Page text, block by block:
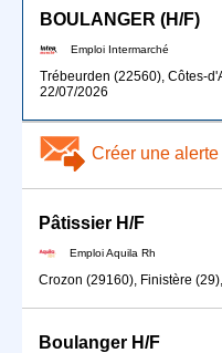
BOULANGER (H/F)
Emploi Intermarché
Trébeurden (22560), Côtes-
22/07/2026
Créer une alerte
Pâtissier H/F
Emploi Aquila Rh
Crozon (29160), Finistère
Boulanger H/F